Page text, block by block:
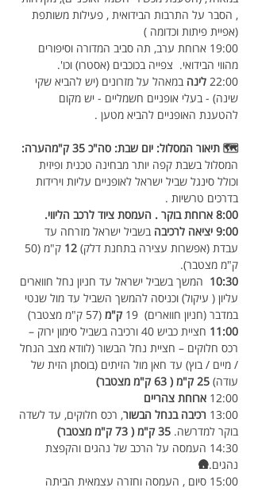
, הסבר על התרבות הבידואית , פעילות משותפת
(אפיית פיתות וכדומה )
19:00 ארוחת ערב, תה סביב המדורה וסיפורים
מהווי הבידואי.  צפייה בכוכבים (אסטרו) וכו'.
22:00 לינה במאהל על מזרונים (יש להביא שקי
שינה) - בעלי אופניים חשמליים - יש מקום
להטענת האופניים להביא מטען .
🗺️ תיאור המסלול: יום שבת: סה"כ 35 ק"מהערה:
המסלול בשבת קפה יותר מבחינה טכנית ופיזית
וכולל סינגל שביל ישראל לאופניים עליות וירידות
בדרכים טרשיות .
8:00 ארוחת בוקר . העמסת ציוד לרכב הליווי.
9:00 יציאה לרכיבה
בשביל ישראל מזרחה עד
עבדת (אפשרות עצירה בתחנת דלק) 12
ק"מ מצטבר).
10:30 המשך בשביל ישראל עד חניון נחל חווארים
עליון ( עיקול) וכניסה להמשך השביל עד מול שנטי
במדבר (חניון חווארים)  19
ק"מ (57 ק"מ מצטבר)
11:00
חציית כביש 40 ורכיבה בשביל סימון ירוק –
רכס חלוקים – חציית נחל הבשור (לוודא מצב הנחל
/ מיים / בוץ) עד חאן מול הזיתים (בוסתן הזית של
עודה) 25 ק"מ ( 63 ק"מ מצטבר)
12:00 ארוחת צהריים
13:00 רכיבה בנחל הבשור, רכס חלוקים, עד לשדה
בוקר למדרשה.
14:30 העמסה על הרכב של נהגים והקפצת
נהגים.🛖
15:00 סיום , העמסה וחזרה עצמאית הביתה